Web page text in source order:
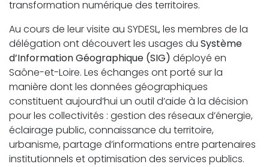
transformation numérique des territoires.
Au cours de leur visite au SYDESL, les membres de la
délégation ont découvert les usages du Système
d’Information Géographique (SIG) déployé en
Saône-et-Loire. Les échanges ont porté sur la
manière dont les données géographiques
constituent aujourd’hui un outil d’aide à la décision
pour les collectivités : gestion des réseaux d’énergie,
éclairage public, connaissance du territoire,
urbanisme, partage d’informations entre partenaires
institutionnels et optimisation des services publics.